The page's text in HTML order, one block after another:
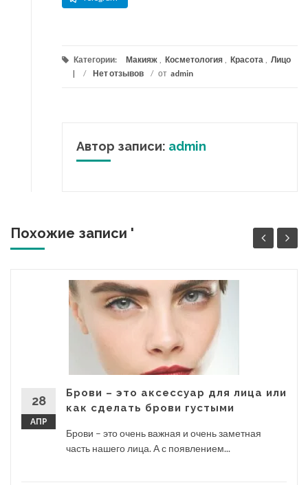
Категории: Макияж , Косметология , Красота , Лицо
/
Нет отзывов / от admin
Автор записи: admin
Похожие записи '
28
АПР
Брови – это аксессуар для лица или
как сделать брови густыми
Брови – это очень важная и очень заметная
часть нашего лица. А с появлением...